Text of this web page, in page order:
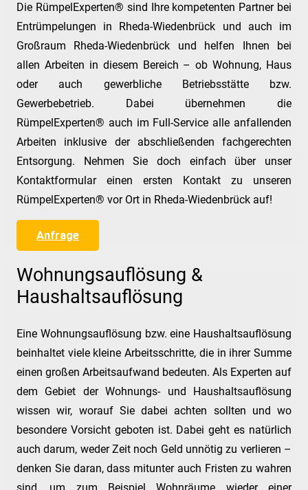
Die RümpelExperten® sind Ihre kompetenten Partner bei
Entrümpelungen in Rheda-Wiedenbrück und auch im
Großraum Rheda-Wiedenbrück und helfen Ihnen bei
allen Arbeiten in diesem Bereich – ob Wohnung, Haus
oder auch gewerbliche Betriebsstätte bzw.
Gewerbebetrieb. Dabei übernehmen die
RümpelExperten® auch im Full-Service alle anfallenden
Arbeiten inklusive der abschließenden fachgerechten
Entsorgung. Nehmen Sie doch einfach über unser
Kontaktformular einen ersten Kontakt zu unseren
RümpelExperten® vor Ort in Rheda-Wiedenbrück auf!
Anfrage
Wohnungsauflösung &
Haushaltsauflösung
Eine Wohnungsauflösung bzw. eine Haushaltsauflösung
beinhaltet viele kleine Arbeitsschritte, die in ihrer Summe
einen großen Arbeitsaufwand bedeuten. Als Experten auf
dem Gebiet der Wohnungs- und Haushaltsauflösung
wissen wir, worauf Sie dabei achten sollten und wo
besondere Vorsicht geboten ist. Dabei geht es natürlich
auch darum, weder Zeit noch Geld unnötig zu verlieren –
denken Sie daran, dass mitunter auch Fristen zu wahren